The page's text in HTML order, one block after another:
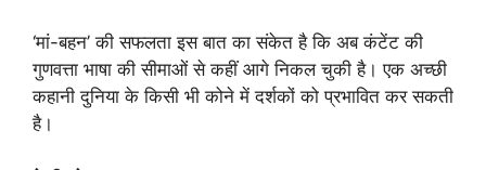
‘मां-बहन’ की सफलता इस बात का संकेत है कि अब कंटेंट की
गुणवत्ता भाषा की सीमाओं से कहीं आगे निकल चुकी है। एक अच्छी
कहानी दुनिया के किसी भी कोने में दर्शकों को प्रभावित कर सकती
है।